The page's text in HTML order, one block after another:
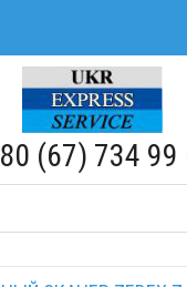
(67) 734 99